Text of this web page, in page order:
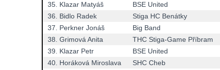
35. Klazar Matyáš
BSE United
36.
Bidlo Radek
Stiga HC Benátky
37.
Perkner Jonáš
Big Band
38. Grimová Anita
THC Stiga-Game Příbram
39.
Klazar Petr
BSE United
40. Horáková Miroslava
SHC Cheb